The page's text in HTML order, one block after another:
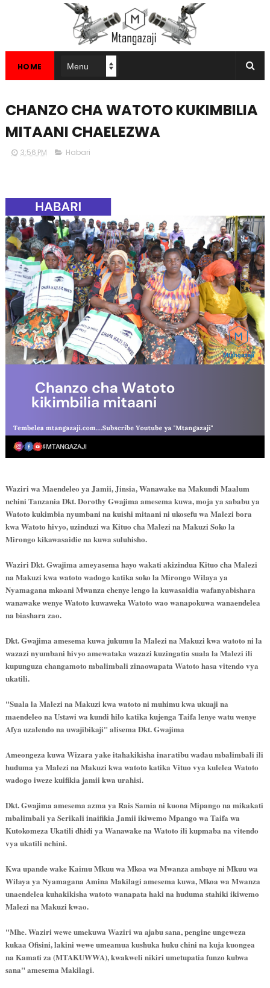
HOME
CHANZO CHA WATOTO KUKIMBILIA
MITAANI CHAELEZWA
3:56 PM Habari
Waziri wa Maendeleo ya Jamii, Jinsia, Wanawake na Makundi Maalum
nchini Tanzania Dkt. Dorothy Gwajima amesema kuwa, moja ya sababu ya
Watoto kukimbia nyumbani na kuishi mitaani ni ukosefu wa Malezi bora
kwa Watoto hivyo, uzinduzi wa Kituo cha Malezi na Makuzi Soko la
Mirongo kikawasaidie na kuwa suluhisho.
Waziri Dkt. Gwajima ameyasema hayo wakati akizindua Kituo cha Malezi
na Makuzi kwa watoto wadogo katika soko la Mirongo Wilaya ya
Nyamagana mkoani Mwanza chenye lengo la kuwasaidia wafanyabishara
wanawake wenye Watoto kuwaweka Watoto wao wanapokuwa wanaendelea
na biashara zao.
Dkt. Gwajima amesema kuwa jukumu la Malezi na Makuzi kwa watoto ni la
wazazi nyumbani hivyo amewataka wazazi kuzingatia suala la Malezi ili
kupunguza changamoto mbalimbali zinaowapata Watoto hasa vitendo vya
ukatili.
"Suala la Malezi na Makuzi kwa watoto ni muhimu kwa ukuaji na
maendeleo na Ustawi wa kundi hilo katika kujenga Taifa lenye watu wenye
Afya uzalendo na uwajibikaji" alisema Dkt. Gwajima
Ameongeza kuwa Wizara yake itahakikisha inaratibu wadau mbalimbali ili
huduma ya Malezi na Makuzi kwa watoto katika Vituo vya kulelea Watoto
wadogo iweze kuifikia jamii kwa urahisi.
Dkt. Gwajima amesema azma ya Rais Samia ni kuona Mipango na mikakati
mbalimbali ya Serikali inaifikia Jamii ikiwemo Mpango wa Taifa wa
Kutokomeza Ukatili dhidi ya Wanawake na Watoto ili kupmaba na vitendo
vya ukatili nchini.
Kwa upande wake Kaimu Mkuu wa Mkoa wa Mwanza ambaye ni Mkuu wa
Wilaya ya Nyamagana Amina Makilagi amesema kuwa, Mkoa wa Mwanza
unaendelea kuhakikisha watoto wanapata haki na huduma stahiki ikiwemo
Malezi na Makuzi kwao.
"Mhe. Waziri wewe umekuwa Waziri wa ajabu sana, pengine ungeweza
kukaa Ofisini, lakini wewe umeamua kushuka huku chini na kuja kuongea
na Kamati za (MTAKUWWA), kwakweli nikiri umetupatia funzo kubwa
sana" amesema Makilagi.